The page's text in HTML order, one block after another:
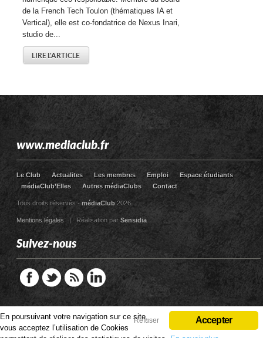
de la French Tech Toulon (thématiques IA et
Vertical), elle est co-fondatrice de Nexus Inari,
studio de...
LIRE L'ARTICLE
www.mediaclub.fr
Le Club Actualites Les membres Emploi
Espace étudiants
médiaClub’Elles
Autres médiaClubs Contact
Tous droits réservés -médiaClub 2026
Mentions légales| Réalisation parSensidia
Suivez-nous
Refuser Accepter
En poursuivant votre navigation sur ce site,
vous acceptez l’utilisation de Cookies
Refuser Accepter
En poursuivant votre navigation sur ce site,
vous acceptez l’utilisation de Cookies